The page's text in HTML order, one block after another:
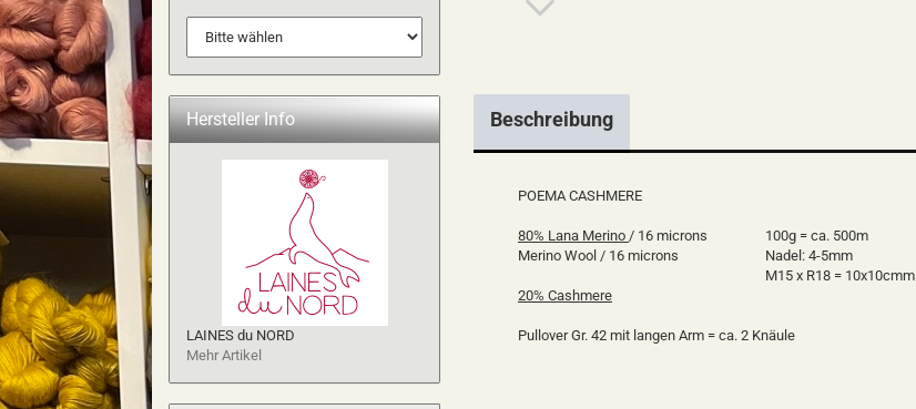
Beschreibung
POEMA CASHMERE
80% Lana Merino / 16 microns
100g = ca. 500m
Merino Wool / 16 microns
Nadel: 4-5mm
M15 x R18 = 10x10cmm
20% Cashmere
Pullover Gr. 42 mit langen Arm = ca. 2 Knäule
Hersteller Info
LAINES du NORD
Mehr Artikel